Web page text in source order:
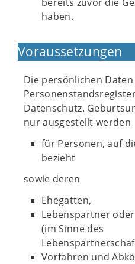
haben.
Voraussetzungen
Die persönlichen
Datenschutz.
nur ausgestellt werden
für Personen, auf
bezieht
sowie deren
Ehegatten,
Lebenspartner
(im Sinne des
Vorfahren und